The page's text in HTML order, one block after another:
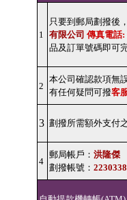
1
只要到郵局劃撥後
有限公司 傳真電話:
品及訂單號碼即可
2
本公司確認款項無
有任何疑問可撥客
3 劃撥所需額外支付
4
郵局帳戶： 洪隆傑
劃撥帳號：